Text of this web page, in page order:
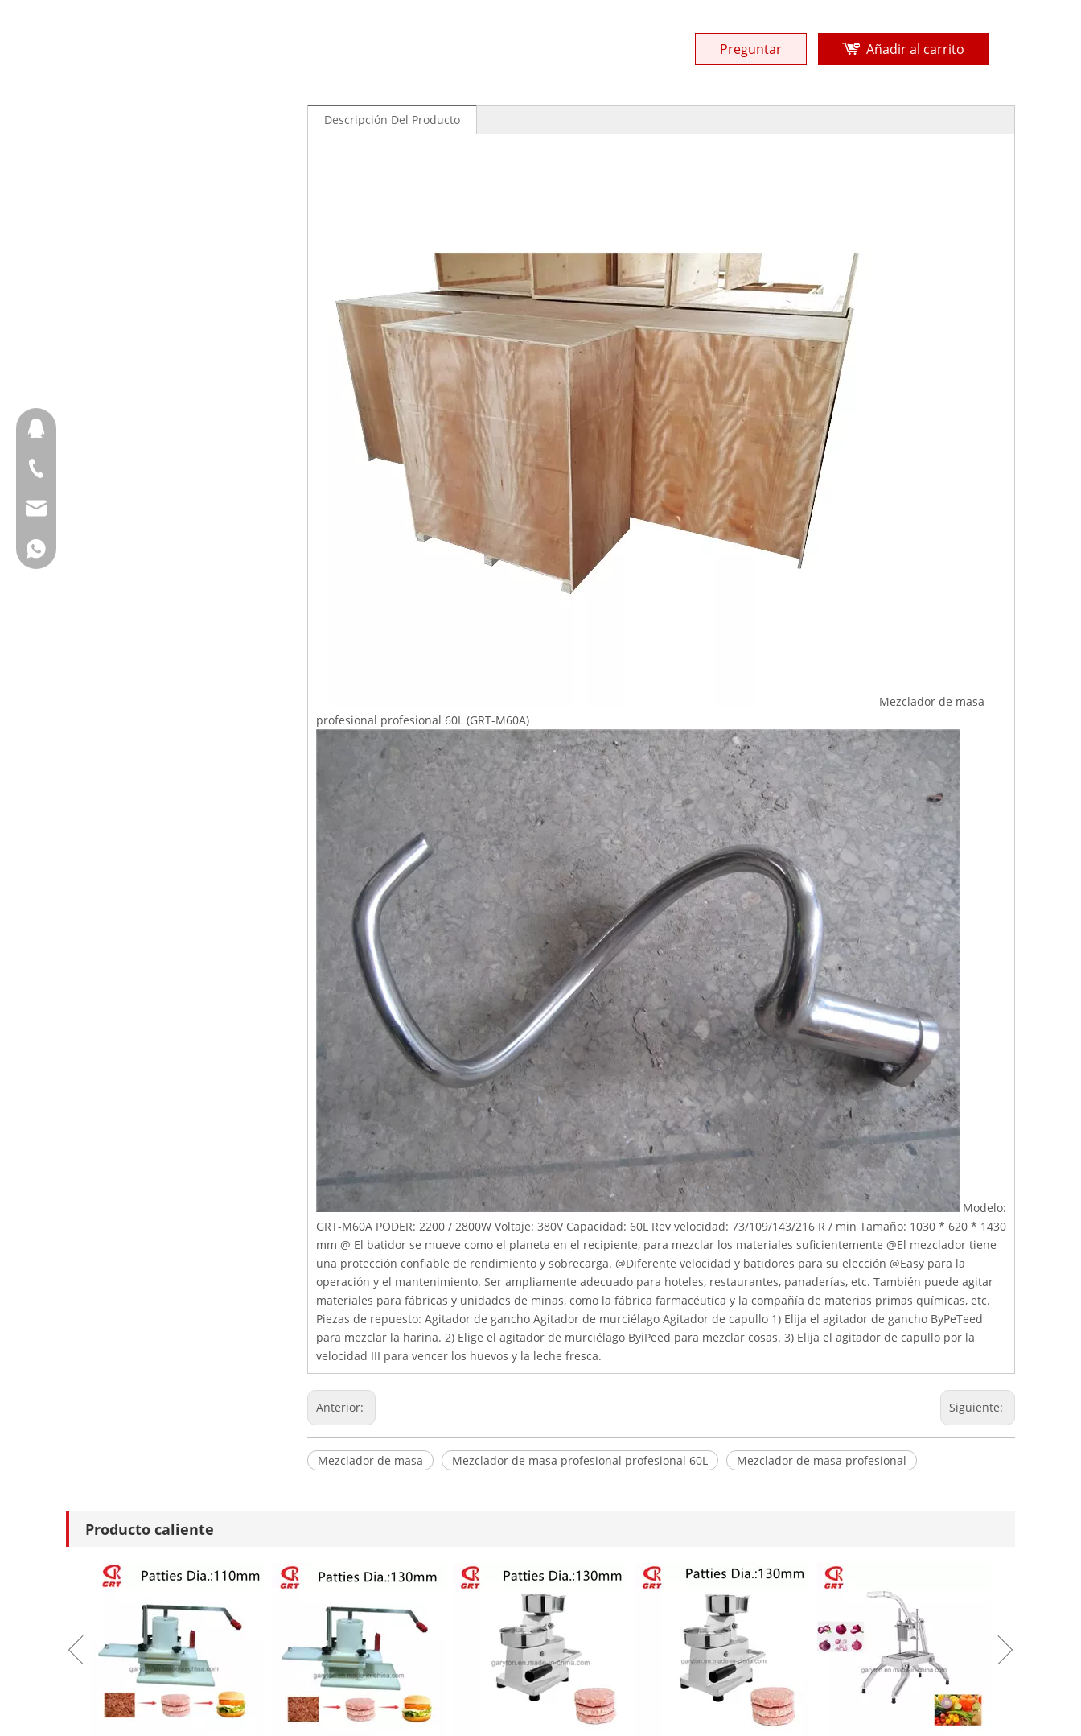
Preguntar Añadir al carrito
Descripción Del Producto
Mezclador de masa
profesional profesional 60L (GRT-M60A)
Modelo:
GRT-M60A PODER: 2200 / 2800W Voltaje: 380V Capacidad: 60L Rev velocidad: 73/109/143/216 R / min Tamaño: 1030 * 620 * 1430
mm @ El batidor se mueve como el planeta en el recipiente, para mezclar los materiales suficientemente @El mezclador tiene
una protección confiable de rendimiento y sobrecarga. @Diferente velocidad y batidores para su elección @Easy para la
operación y el mantenimiento. Ser ampliamente adecuado para hoteles, restaurantes, panaderías, etc. También puede agitar
materiales para fábricas y unidades de minas, como la fábrica farmacéutica y la compañía de materias primas químicas, etc.
Piezas de repuesto: Agitador de gancho Agitador de murciélago Agitador de capullo 1) Elija el agitador de gancho ByPeTeed
para mezclar la harina. 2) Elige el agitador de murciélago ByiPeed para mezclar cosas. 3) Elija el agitador de capullo por la
velocidad III para vencer los huevos y la leche fresca.
Anterior: Siguiente:
Mezclador de masa Mezclador de masa profesional profesional 60L Mezclador de masa profesional
Producto caliente